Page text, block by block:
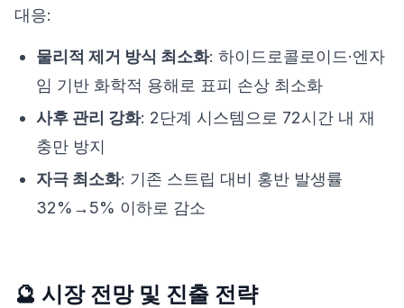
대응:
물리적 제거 방식 최소화: 하이드로콜로이드·엔자
임 기반 화학적 용해로 표피 손상 최소화
사후 관리 강화: 2단계 시스템으로 72시간 내 재
충만 방지
자극 최소화: 기존 스트립 대비 홍반 발생률
32%→5% 이하로 감소
🔮 시장 전망 및 진출 전략